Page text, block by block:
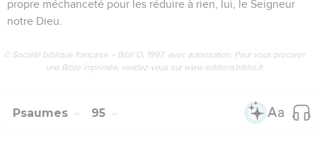
Seigneur
2 Juge du monde, oppose-toi aux arrogants, fais retomber
sur eux le mal qu’ils ont commis.
Oui, jusqu’à quand ?